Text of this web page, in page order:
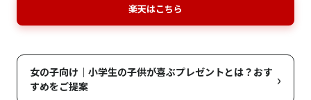
楽天はこちら
女の子向け｜小学生の子供が喜ぶプレゼントとは？おす
すめをご提案
›